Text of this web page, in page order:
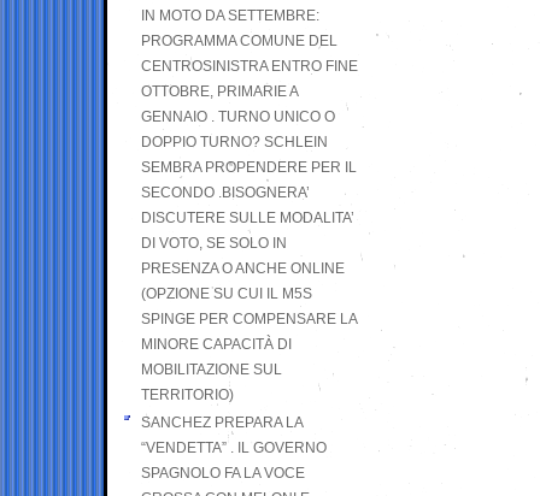
IN MOTO DA SETTEMBRE:
PROGRAMMA COMUNE DEL
CENTROSINISTRA ENTRO FINE
OTTOBRE, PRIMARIE A
GENNAIO . TURNO UNICO O
DOPPIO TURNO? SCHLEIN
SEMBRA PROPENDERE PER IL
SECONDO .BISOGNERA’
DISCUTERE SULLE MODALITA’
DI VOTO, SE SOLO IN
PRESENZA O ANCHE ONLINE
(OPZIONE SU CUI IL M5S
SPINGE PER COMPENSARE LA
MINORE CAPACITÀ DI
MOBILITAZIONE SUL
TERRITORIO)
SANCHEZ PREPARA LA
“VENDETTA” . IL GOVERNO
SPAGNOLO FA LA VOCE